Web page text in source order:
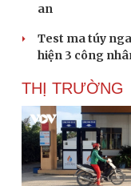
an
Test ma túy
hiện 3 công
THỊ TRƯỜNG